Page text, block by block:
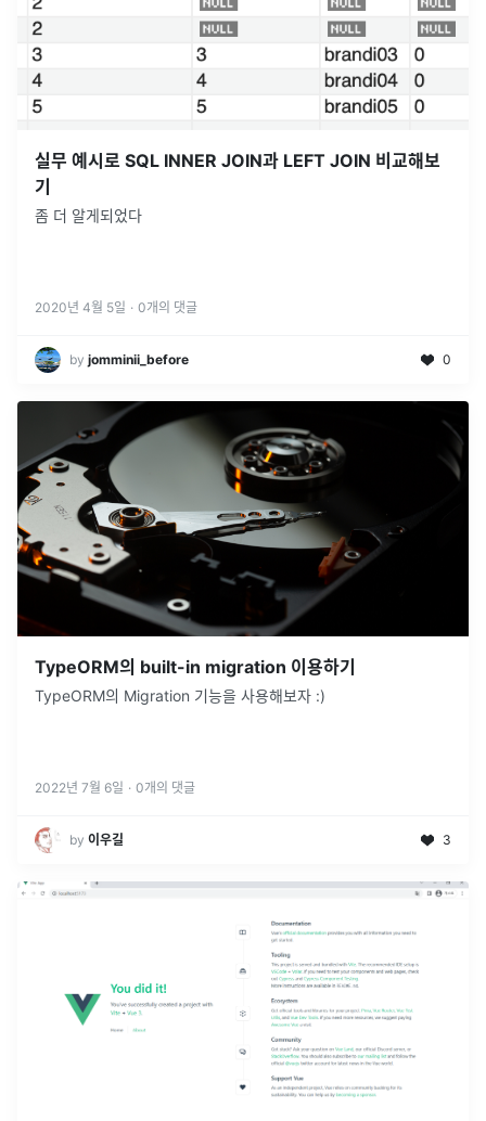
실무 예시로 SQL INNER JOIN과 LEFT JOIN 비교해보
기
좀 더 알게되었다
2020년 4월 5일 · 0개의 댓글
by jomminii_before 0
TypeORM의 built-in migration 이용하기
TypeORM의 Migration 기능을 사용해보자 :)
2022년 7월 6일 · 0개의 댓글
by 이우길 3